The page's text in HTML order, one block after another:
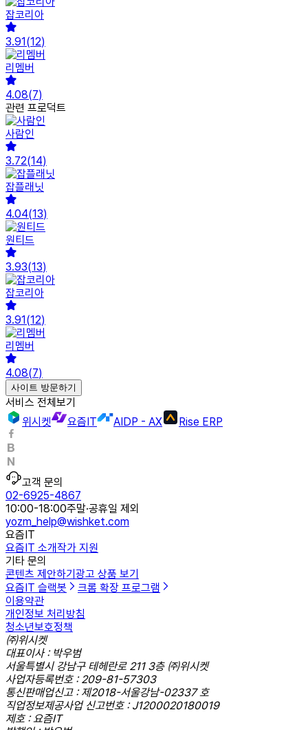
잡코리아
3.91(12)
리멤버
4.08(7)
관련 프로덕트
사람인
3.72(14)
잡플래닛
4.04(13)
원티드
3.93(13)
잡코리아
3.91(12)
리멤버
4.08(7)
사이트 방문하기
서비스 전체보기
위시켓
요즘IT AIDP - AX Rise ERP
고객 문의
02-6925-4867
10:00-18:00주말·공휴일 제외
yozm_help@wishket.com
요즘IT
요즘IT 소개작가 지원
기타 문의
콘텐츠 제안하기광고 상품 보기
요즘IT 슬랙봇
크롬 확장 프로그램
이용약관
개인정보 처리방침
청소년보호정책
㈜위시켓
대표이사 : 박우범
서울특별시 강남구 테헤란로 211 3층 ㈜위시켓
사업자등록번호 : 209-81-57303
통신판매업신고 : 제2018-서울강남-02337 호
직업정보제공사업 신고번호 : J1200020180019
제호 : 요즘IT